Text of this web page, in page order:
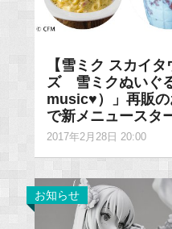
【雪ミク スカイ
ズ 雪ミクぬいぐ
music♥）」再販
で新メニュースタ
2017年2月28日 20:00
お知らせ